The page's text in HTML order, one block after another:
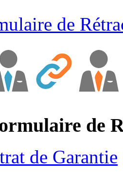
de
de
de Garantie